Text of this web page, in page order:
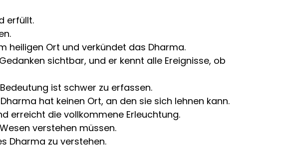
erfüllt.
heiligen Ort und verkündet das Dharma.
sichtbar, und er kennt alle Ereignisse, ob
ist schwer zu erfassen.
hat keinen Ort, an den sie sich lehnen kann.
erreicht die vollkommene Erleuchtung.
verstehen müssen.
Dharma zu verstehen.